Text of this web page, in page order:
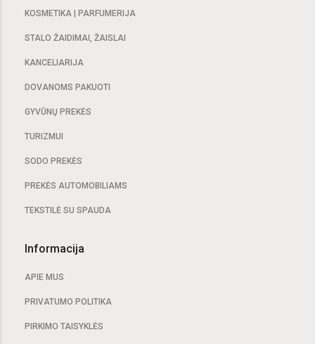
KOSMETIKA | PARFUMERIJA
STALO ŽAIDIMAI, ŽAISLAI
KANCELIARIJA
DOVANOMS PAKUOTI
GYVŪNŲ PREKĖS
TURIZMUI
SODO PREKĖS
PREKĖS AUTOMOBILIAMS
TEKSTILĖ SU SPAUDA
Informacija
APIE MUS
PRIVATUMO POLITIKA
PIRKIMO TAISYKLĖS